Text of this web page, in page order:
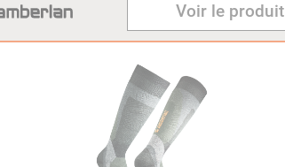
Voir le produit